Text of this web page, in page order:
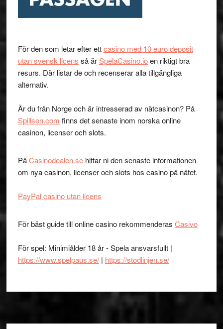
För den som letar efter ettcasino med 10 euro deposit
utan svensk licens så ärSpelaCasino.ioen riktigt bra
resurs. Där listar de och recenserar alla tillgängliga
alternativ.
Är du från Norge och är intresserad av nätcasinon? På
Spillsen.com finns det senaste inom norska online
casinon, licenser och slots.
PåCasinodealen.sehittar ni den senaste informationen
om nya casinon, licenser och slots hos casino på nätet.
PayPal casino utan licens
För bäst guide till online casino rekommenderas Casivo
För spel: Minimiålder 18 år - Spela ansvarsfullt |
https://www.spelpaus.se/| https://stodlinjen.se/